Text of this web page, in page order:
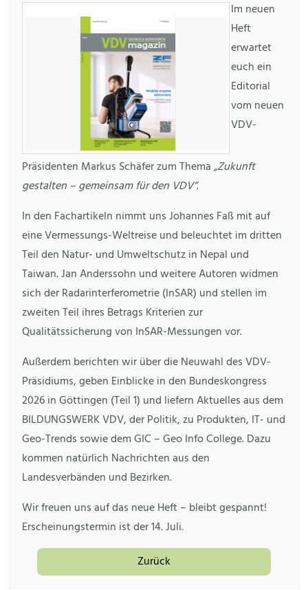
Im neuen
Heft
erwartet
euch ein
Editorial
vom neuen
VDV-
Präsidenten Markus Schäfer zum Thema„Zukunft
gestalten – gemeinsam für den VDV“.
In den Fachartikeln nimmt uns Johannes Faß mit auf
eine Vermessungs-Weltreise und beleuchtet im dritten
Teil den Natur- und Umweltschutz in Nepal und
Taiwan. Jan Anderssohn und weitere Autoren widmen
sich der Radarinterferometrie (InSAR) und stellen im
zweiten Teil ihres Betrags Kriterien zur
Qualitätssicherung von InSAR-Messungen vor.
Außerdem berichten wir über die Neuwahl des VDV-
Präsidiums, geben Einblicke in den Bundeskongress
2026 in Göttingen (Teil 1) und liefern Aktuelles aus dem
BILDUNGSWERK VDV, der Politik, zu Produkten, IT- und
Geo-Trends sowie dem GIC – Geo Info College. Dazu
kommen natürlich Nachrichten aus den
Landesverbänden und Bezirken.
Wir freuen uns auf das neue Heft – bleibt gespannt!
Erscheinungstermin ist der 14. Juli.
Zurück